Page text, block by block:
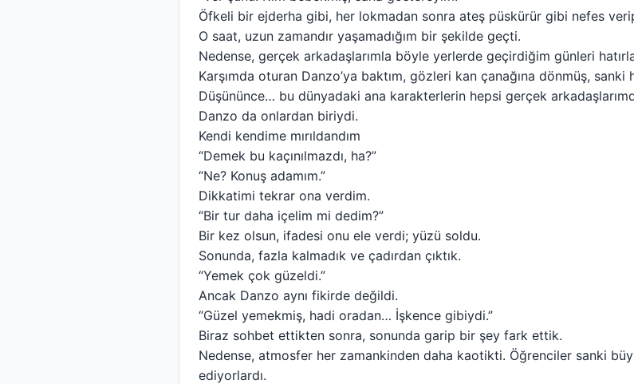
Öfkeli bir ejderha gibi, her lokmadan sonra ateş püskürür gibi nefes
O saat, uzun zamandır yaşamadığım bir şekilde geçti.
Nedense, gerçek arkadaşlarımla böyle yerlerde geçirdiğim günleri
Karşımda oturan Danzo’ya baktım, gözleri kan çanağına dönmüş,
Düşününce… bu dünyadaki ana karakterlerin hepsi gerçek
Danzo da onlardan biriydi.
Kendi kendime mırıldandım
“Demek bu kaçınılmazdı, ha?”
“Ne? Konuş adamım.”
Dikkatimi tekrar ona verdim.
“Bir tur daha içelim mi dedim?”
Bir kez olsun, ifadesi onu ele verdi; yüzü soldu.
Sonunda, fazla kalmadık ve çadırdan çıktık.
“Yemek çok güzeldi.”
Ancak Danzo aynı fikirde değildi.
“Güzel yemekmiş, hadi oradan… İşkence gibiydi.”
Biraz sohbet ettikten sonra, sonunda garip bir şey fark ettik.
Nedense, atmosfer her zamankinden daha kaotikti. Öğrenciler sanki
ediyorlardı.